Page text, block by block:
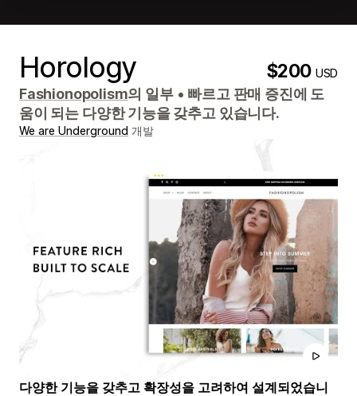
Horology $200USD
Fashionopolism의 일부 • 빠르고 판매 증진에 도
움이 되는 다양한 기능을 갖추고 있습니다.
We are Underground 개발
다양한 기능을 갖추고 확장성을 고려하여 설계되었습니